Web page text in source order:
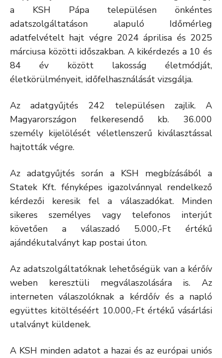
a KSH Pápa településen önkéntes
adatszolgáltatáson alapuló Időmérleg
adatfelvételt hajt végre 2024 áprilisa és 2025
márciusa közötti időszakban. A kikérdezés a 10 és
84 év között lakosság életmódját,
életkörülményeit, időfelhasználását vizsgálja.
Az adatgyűjtés 242 településen zajlik. A
Magyarországon felkeresendő kb. 36.000
személy kijelölését véletlenszerű kiválasztással
hajtották végre.
Az adatgyűjtés során a KSH megbízásából a
Statek Kft. fényképes igazolvánnyal rendelkező
kérdezői keresik fel a válaszadókat. Minden
sikeres személyes vagy telefonos interjút
követően a válaszadó 5.000,-Ft értékű
ajándékutalványt kap postai úton.
Az adatszolgáltatóknak lehetőségük van a kérőív
weben keresztüli megválaszolására is. Az
interneten válaszolóknak a kérdőív és a napló
együttes kitöltéséért 10.000,-Ft értékű vásárlási
utalványt küldenek.
A KSH minden adatot a hazai és az európai uniós